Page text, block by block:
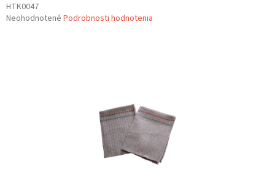
HTK0047
Priemerné
Neohodnotené Podrobnosti hodnotenia